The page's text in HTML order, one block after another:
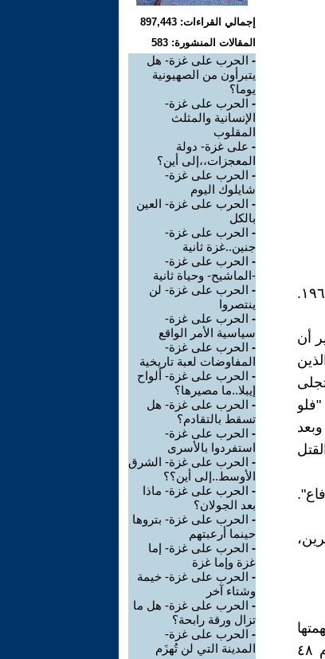
"حدود إسرائيل هي حيث يقف جيشها", قالتها "جولدا مائير" في سبتمبر/١٩٦٩.
أن
شيئا فشيئا تحت ذريعة التوسع بحجة الأمن. ومن المعروف بأنها حصلت عام ٤٨
إجمالي القراءات: 897,443
المقالات المنشورة: 583
- الحرب على غزة- هل
يتبرأون من الصهيونية
يوما؟
- الحرب على غزة-
الإنسانية والمثلث
المقلوب
- على غزة- دولة
المعجزات،،إلى أين؟
- الحرب على غزة-
شايلوك اليوم
- الحرب على غزة- العين
بالكل
- الحرب على غزة-
جنين..غزة ثانية
- الحرب على غزة-
-الماشيح- وحياة ثانية
- الحرب على غزة- لن
ينتصروا
- الحرب على غزة-
سياسية الأمر الواقع
- الحرب على غزة-
المفاوضات لعبة تاريخية
- الحرب على غزة- ألواح
إيبلا..ما مصيرها؟
- الحرب على غزة- هل
تسقط بالتقادم؟
- الحرب على غزة-
استفردوا بالأسرى
- الحرب على غزة- الشرق
الأوسط..إلى أين؟؟
- الحرب على غزة- ماذا
بعد الجولان؟
- الحرب على غزة- بتروها
حينما أرعبتهم
- الحرب على غزة- إما
غزة وإما غزة
- الحرب على غزة- خيمة
وشتاء آخر
- الحرب على غزة- هل ما
تزال ورقة رابحة؟
- الحرب على غزة-
المدينة التي لن تُهزَم